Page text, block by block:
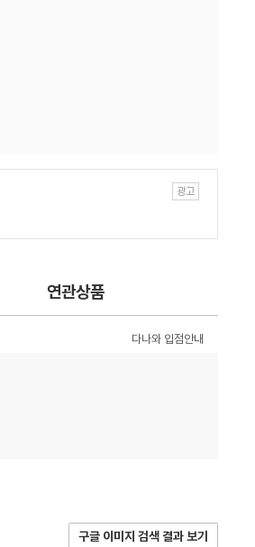
연관상품
다나와 입점안내
구글 이미지 검색 결과 보기